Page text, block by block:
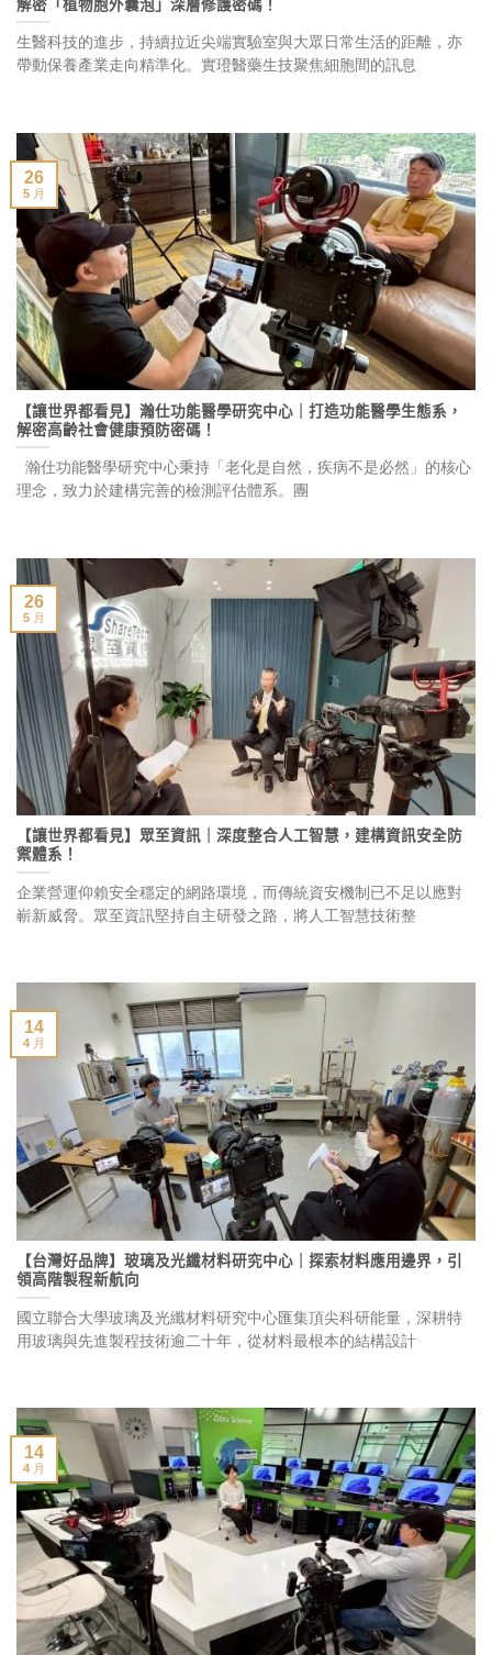
解密「植物胞外囊泡」深層修護密碼！
生醫科技的進步，持續拉近尖端實驗室與大眾日常生活的距離，亦
帶動保養產業走向精準化。實璒醫藥生技聚焦細胞間的訊息
【讓世界都看見】瀚仕功能醫學研究中心｜打造功能醫學生態系，
解密高齡社會健康預防密碼！
瀚仕功能醫學研究中心秉持「老化是自然，疾病不是必然」的核心
理念，致力於建構完善的檢測評估體系。團
26
5 月
【讓世界都看見】眾至資訊｜深度整合人工智慧，建構資訊安全防
禦體系！
企業營運仰賴安全穩定的網路環境，而傳統資安機制已不足以應對
嶄新威脅。眾至資訊堅持自主研發之路，將人工智慧技術整
26
5 月
【台灣好品牌】玻璃及光纖材料研究中心｜探索材料應用邊界，引
領高階製程新航向
國立聯合大學玻璃及光纖材料研究中心匯集頂尖科研能量，深耕特
用玻璃與先進製程技術逾二十年，從材料最根本的結構設計
14
4 月
14
4 月